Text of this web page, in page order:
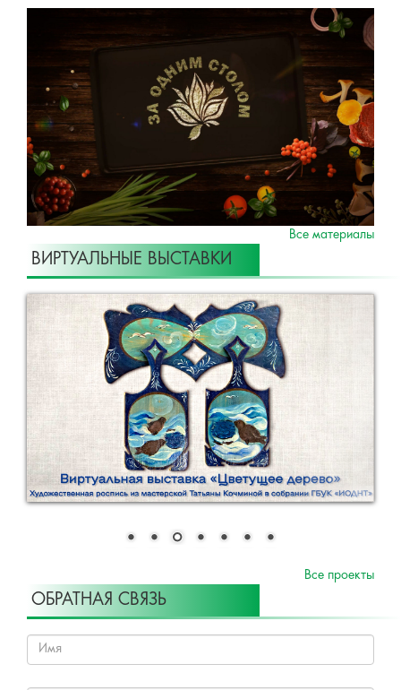
Все материалы
ВИРТУАЛЬНЫЕ ВЫСТАВКИ
Все проекты
ОБРАТНАЯ СВЯЗЬ